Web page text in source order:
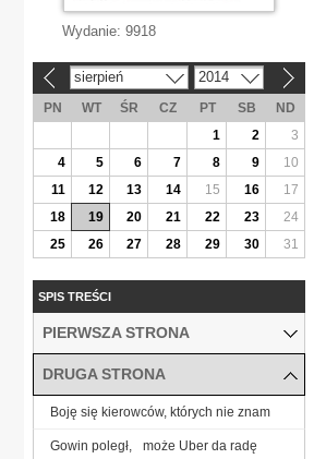
Wydanie: 9918
sierpień 2014
PN WT ŚR CZ PT SB
ND
1
2
3
4
5 6 7 8 9
10
11
12 13 14 15 16
17
18
19 20 21 22 23
24
25
26 27 28 29 30 31
SPIS TREŚCI
PIERWSZA STRONA
DRUGA STRONA
Boję się kierowców, których nie znam
Gowin poległ, może Uber da radę